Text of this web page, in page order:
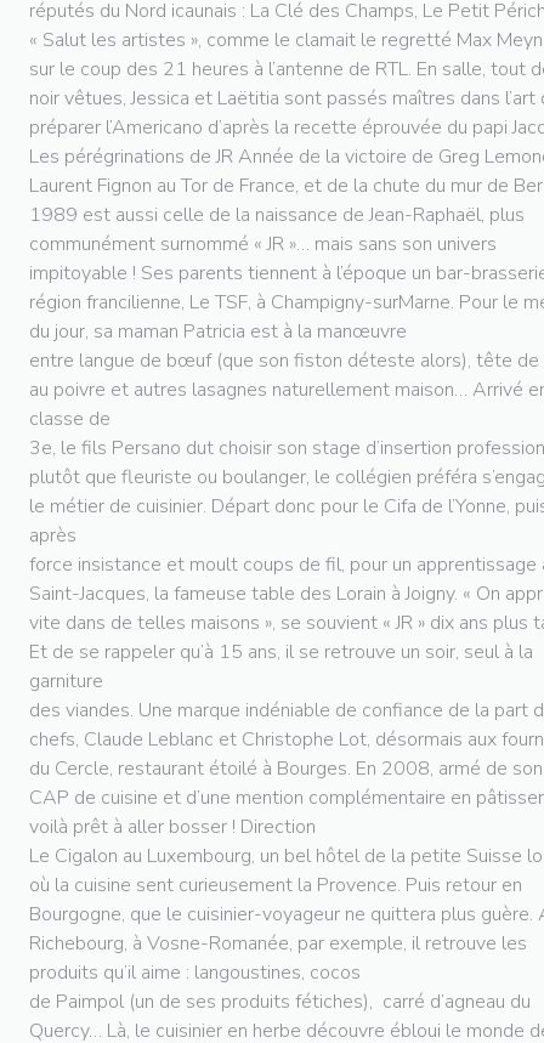
réputés du Nord icaunais : La Clé des Champs, Le Petit
« Salut les artistes », comme le clamait le regretté Max
sur le coup des 21 heures à l’antenne de RTL. En salle, tout
noir vêtues, Jessica et Laëtitia sont passés maîtres dans l’art
préparer l’Americano d’après la recette éprouvée du papi
Les pérégrinations de JR Année de la victoire de Greg
Laurent Fignon au Tor de France, et de la chute du mur de
1989 est aussi celle de la naissance de Jean-Raphaël, plus
communément surnommé « JR »… mais sans son univers
impitoyable ! Ses parents tiennent à l’époque un bar-
région francilienne, Le TSF, à Champigny-surMarne. Pour le
du jour, sa maman Patricia est à la manœuvre
entre langue de bœuf (que son fiston déteste alors), tête
au poivre et autres lasagnes naturellement maison… Arrivé
classe de
3e, le fils Persano dut choisir son stage d’insertion
plutôt que fleuriste ou boulanger, le collégien préféra
le métier de cuisinier. Départ donc pour le Cifa de l’Yonne,
après
force insistance et moult coups de fil, pour un
Saint-Jacques, la fameuse table des Lorain à Joigny. « On
vite dans de telles maisons », se souvient « JR » dix ans plus
Et de se rappeler qu’à 15 ans, il se retrouve un soir, seul à la
garniture
des viandes. Une marque indéniable de confiance de la part
chefs, Claude Leblanc et Christophe Lot, désormais aux
du Cercle, restaurant étoilé à Bourges. En 2008, armé de son
CAP de cuisine et d’une mention complémentaire en
voilà prêt à aller bosser ! Direction
Le Cigalon au Luxembourg, un bel hôtel de la petite Suisse
où la cuisine sent curieusement la Provence. Puis retour en
Bourgogne, que le cuisinier-voyageur ne quittera plus guère.
Richebourg, à Vosne-Romanée, par exemple, il retrouve les
produits qu’il aime : langoustines, cocos
de Paimpol (un de ses produits fétiches), carré d’agneau du
Quercy… Là, le cuisinier en herbe découvre ébloui le monde